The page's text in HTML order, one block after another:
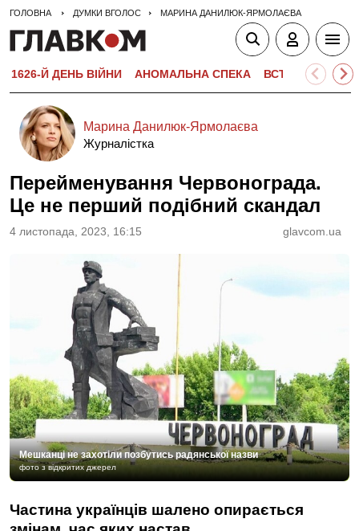
ГОЛОВНА ДУМКИ ВГОЛОС МАРИНА ДАНИЛЮК-ЯРМОЛАЄВА
1626-Й ДЕНЬ ВІЙНИ АНОМАЛЬНА СПЕКА ВСТУПНА
Марина Данилюк-Ярмолаєва
Журналістка
Перейменування Червонограда.
Це не перший подібний скандал
4 листопада, 2023, 16:15 glavcom.ua
Мешканці не захотіли позбутись радянської назви
фото з відкритих джерел
Частина українців шалено опирається